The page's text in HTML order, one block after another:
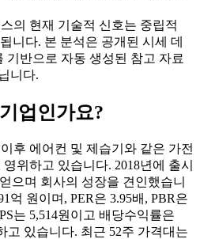
의 현재 기술적 신호는 중립적
니다. 본 분석은 공개된 시세 데
기반으로 자동 생성된 참고 자료
니다.
업인가요?
후 에어컨 및 제습기와 같은 가전
위하고 있습니다. 2018년에 출시
으며 회사의 성장을 견인했습니
억 원이며, PER은 3.95배, PBR은
는 5,514원이고 배당수익률은
고 있습니다. 최근 52주 가격대는